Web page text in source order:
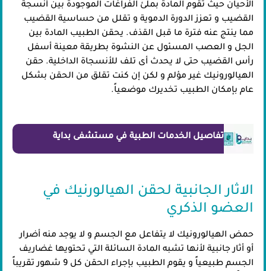
الأحيان حيث تقوم المادة بملئ الفراغات الموجودة بين أنسجة
القضيب و تعزز الدورة الدموية و تقلل من حساسية القضيب
مما ينتج عنه فترة ما قبل القذف. يحقن الطبيب المادة بين
الجل و العصب المسئول عن النشوة بطريقة معينة أسفل
رأس القضيب حتى لا يحدث أى تلف للأنسجاة الداخلية. حقن
الهيالورونيك غير مؤلم و لكن إن كنت تقلق من الحقن بشكل
عام بإمكان الطبيب تخديرك موضعياً.
تفاصيل الخدمات الطبية في مستشفى بداية
الاثار الجانبية لحقن الهيالورنيك في
العضو الذكري
حمض الهيالورونيك لا يتفاعل مع الجسم و لا يوجد منه أضرار
أو أثار جانبية لأنها تشبه المادة السائلة التي تحتويها غضاريف
الجسم طبيعياً و يقوم الطبيب بإجراء الحقن كل 9 شهور تقريباً